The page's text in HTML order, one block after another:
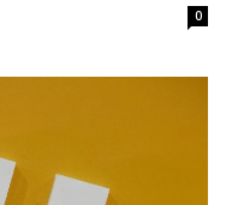
0